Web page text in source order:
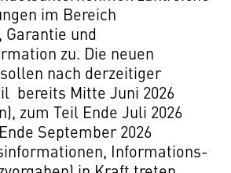
im Bereich
und
zu. Die neuen
nach derzeitiger
bereits Mitte Juni 2026
zum Teil Ende Juli 2026
September 2026
Informations-